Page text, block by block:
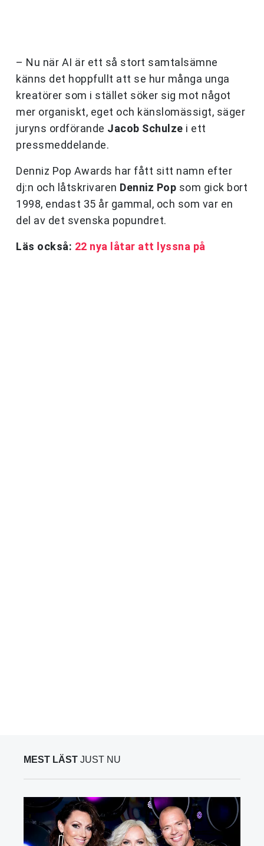
– Nu när AI är ett så stort samtalsämne
känns det hoppfullt att se hur många unga
kreatörer som i stället söker sig mot något
mer organiskt, eget och känslomässigt, säger
juryns ordförande Jacob Schulze i ett
pressmeddelande.
Denniz Pop Awards har fått sitt namn efter
dj:n och låtskrivaren Denniz Pop som gick bort
1998, endast 35 år gammal, och som var en
del av det svenska popundret.
Läs också: 22 nya låtar att lyssna på
MEST LÄST JUST NU